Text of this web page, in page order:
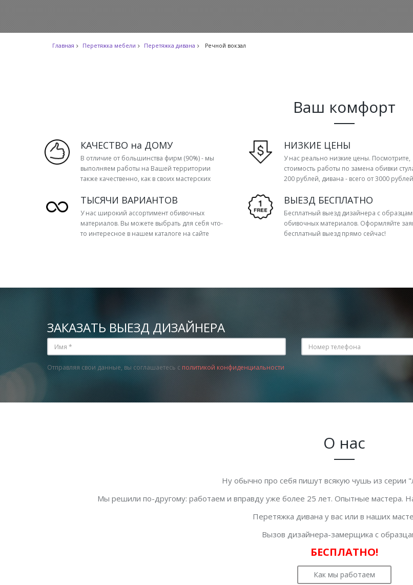
Главная Перетяжка мебели Перетяжка дивана Речной вокзал
Ваш комфорт
КАЧЕСТВО на ДОМУ
В отличие от большинства фирм (90%) - мы
выполняем работы на Вашей территории
также качественно, как в своих мастерских
НИЗКИЕ ЦЕНЫ
У нас реально низкие цены. Посмотрите,
стоимость работы по замена обивки
200 рублей, дивана - всего от 3000 рублей
ТЫСЯЧИ ВАРИАНТОВ
У нас широкий ассортимент обивочных
материалов. Вы можете выбрать для себя что-
то интересное в нашем каталоге на сайте
ВЫЕЗД БЕСПЛАТНО
Бесплатный выезд дизайнера с
обивочных материалов. Оформляйте
бесплатный выезд прямо сейчас!
ЗАКАЗАТЬ ВЫЕЗД ДИЗАЙНЕРА
Отправляя свои данные, вы соглашаетесь с политикой конфиденциальности
О нас
Ну обычно про себя пишут всякую чушь из серии
Мы решили по-другому: работаем и вправду уже более 25 лет. Опытные мастера.
Перетяжка дивана у вас или в наших
Вызов дизайнера-замерщика с
БЕСПЛАТНО!
Как мы работаем